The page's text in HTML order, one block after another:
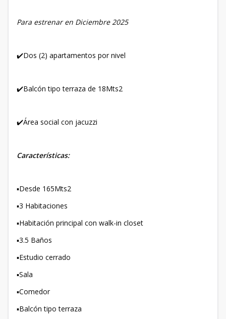
Para estrenar en Diciembre 2025
✔️Dos (2) apartamentos por nivel
✔️Balcón tipo terraza de 18Mts2
✔️Área social con jacuzzi
Características:
▪️Desde 165Mts2
▪️3 Habitaciones
▪️Habitación principal con walk-in closet
▪️3.5 Baños
▪️Estudio cerrado
▪️Sala
▪️Comedor
▪️Balcón tipo terraza